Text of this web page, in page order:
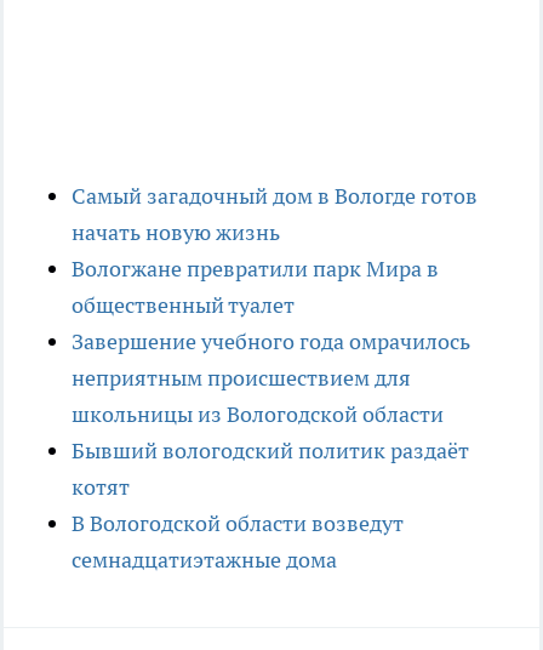
Самый загадочный дом в Вологде готов
начать новую жизнь
Вологжане превратили парк Мира в
общественный туалет
Завершение учебного года омрачилось
неприятным происшествием для
школьницы из Вологодской области
Бывший вологодский политик раздаёт
котят
В Вологодской области возведут
семнадцатиэтажные дома